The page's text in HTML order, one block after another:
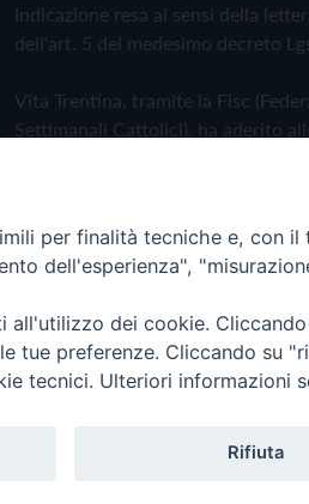
Indicazione resa ai sensi della
dell'art. 5 del medesimo decreto
Vita Trentina, tramite la Fisc
Settimanali Cattolici), ha aderito
Privacy Policy Cookie Policy
Editrice
per finalità tecniche e, con
dell'esperienza",
all'utilizzo dei cookie.
tue preferenze. Cliccando su
tecnici. Ulteriori informazioni
Rifiuta